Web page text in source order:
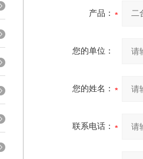
产品：
您的单位：
您的姓名：
联系电话：